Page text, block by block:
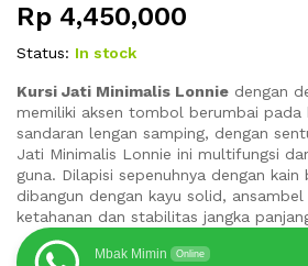
Rp 4,450,000
Status: In stock
Kursi Jati Minimalis Lonnie dengan
memiliki aksen tombol berumbai pada
sandaran lengan samping, dengan
Jati Minimalis Lonnie ini multifungsi
guna. Dilapisi sepenuhnya dengan kain
dibangun dengan kayu solid,
ketahanan dan stabilitas jangka
Mbak Mimin Online